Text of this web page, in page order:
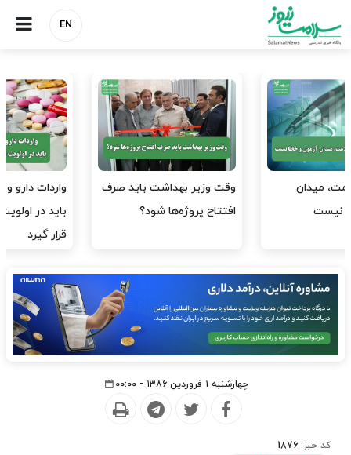
EN
باید صرف
شود؟
واردات دارو و کالاهای اساسی
باید در اولویت تخصیص ارز
پرستاران،
دست‌رفته نظام
نیروهای
چهارشنبه ۱ فروردین ۱۳۸۶ - ۰۰:۰۰
کد خبر: 1876